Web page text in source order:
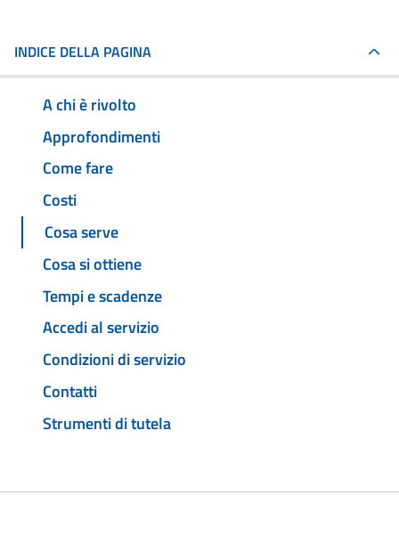
INDICE DELLA PAGINA
A chi è rivolto
Approfondimenti
Come fare
Costi
Cosa serve
Cosa si ottiene
Tempi e scadenze
Accedi al servizio
Condizioni di servizio
Contatti
Strumenti di tutela